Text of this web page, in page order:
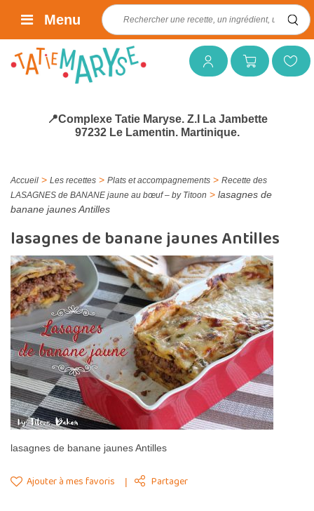
Mon compteMon panierMes favoris
Rechercher :
Menu
📍Complexe Tatie Maryse. Z.I La Jambette
97232 Le Lamentin. Martinique.
Accueil > Les recettes > Plats et accompagnements > Recette des
LASAGNES de BANANE jaune au bœuf – by Titoon > lasagnes de
banane jaunes Antilles
lasagnes de banane jaunes Antilles
lasagnes de banane jaunes Antilles
Ajouter à mes favoris Partager